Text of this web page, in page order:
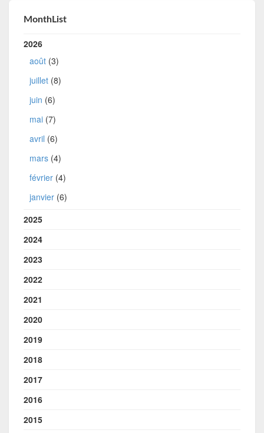
MonthList
2026
août (3)
juillet (8)
juin (6)
mai (7)
avril (6)
mars (4)
février (4)
janvier (6)
2025
2024
2023
2022
2021
2020
2019
2018
2017
2016
2015